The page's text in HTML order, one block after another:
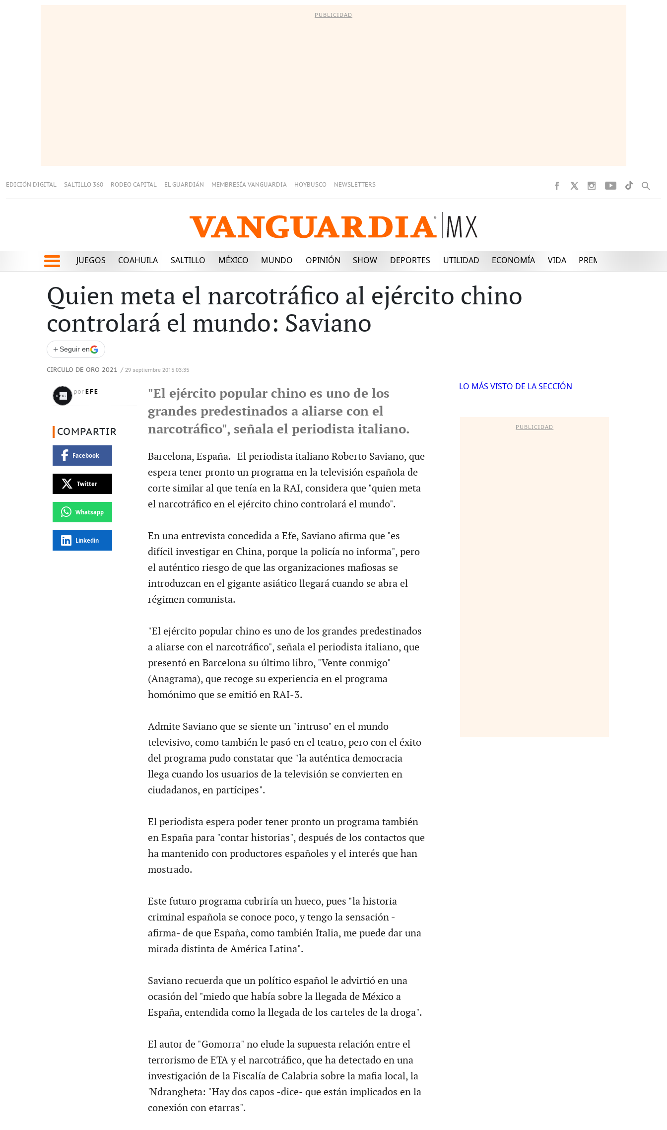
PUBLICIDAD
EDICIÓN DIGITAL SALTILLO 360 RODEO CAPITAL EL GUARDIÁN MEMBRESÍA VANGUARDIA HOYBUSCO NEWSLETTERS
JUEGOS COAHUILA SALTILLO MÉXICO MUNDO OPINIÓN SHOW DEPORTES UTILIDAD ECONOMÍA VIDA PREMIUM
Quien meta el narcotráfico al ejército chino
controlará el mundo: Saviano
+ Seguir en
CIRCULO DE ORO 2021 / 29 septiembre 2015 03:35
por EFE
COMPARTIR
Facebook
Twitter
Whatsapp
Linkedin
"El ejército popular chino es uno de los
grandes predestinados a aliarse con el
narcotráfico", señala el periodista italiano.
Barcelona, España.- El periodista italiano Roberto Saviano, que
espera tener pronto un programa en la televisión española de
corte similar al que tenía en la RAI, considera que "quien meta
el narcotráfico en el ejército chino controlará el mundo".
En una entrevista concedida a Efe, Saviano afirma que "es
difícil investigar en China, porque la policía no informa", pero
el auténtico riesgo de que las organizaciones mafiosas se
introduzcan en el gigante asiático llegará cuando se abra el
régimen comunista.
"El ejército popular chino es uno de los grandes predestinados
a aliarse con el narcotráfico", señala el periodista italiano, que
presentó en Barcelona su último libro, "Vente conmigo"
(Anagrama), que recoge su experiencia en el programa
homónimo que se emitió en RAI-3.
Admite Saviano que se siente un "intruso" en el mundo
televisivo, como también le pasó en el teatro, pero con el éxito
del programa pudo constatar que "la auténtica democracia
llega cuando los usuarios de la televisión se convierten en
ciudadanos, en partícipes".
El periodista espera poder tener pronto un programa también
en España para "contar historias", después de los contactos que
ha mantenido con productores españoles y el interés que han
mostrado.
Este futuro programa cubriría un hueco, pues "la historia
criminal española se conoce poco, y tengo la sensación -
afirma- de que España, como también Italia, me puede dar una
mirada distinta de América Latina".
Saviano recuerda que un político español le advirtió en una
ocasión del "miedo que había sobre la llegada de México a
España, entendida como la llegada de los carteles de la droga".
El autor de "Gomorra" no elude la supuesta relación entre el
terrorismo de ETA y el narcotráfico, que ha detectado en una
investigación de la Fiscalía de Calabria sobre la mafia local, la
'Ndrangheta: "Hay dos capos -dice- que están implicados en la
conexión con etarras".
LO MÁS VISTO DE LA SECCIÓN
PUBLICIDAD